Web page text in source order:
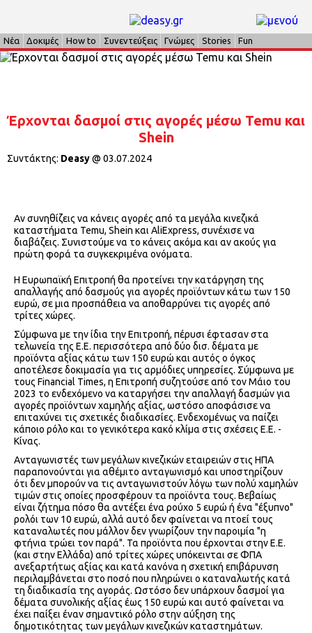
Νέα Δοκιμές How to Συνεντεύξεις Γνώμες Stories Fun
Έρχονται δασμοί στις αγορές μέσω Temu και
Shein
Συντάκτης: Deasy@ 03.07.2024
Αν συνηθίζεις να κάνεις αγορές από τα μεγάλα κινεζικά
καταστήματα Temu, Shein και AliExpress, συνέχισε να
διαβάζεις. Συνιστούμε να το κάνεις ακόμα και αν ακούς για
πρώτη φορά τα συγκεκριμένα ονόματα.
Η Ευρωπαϊκή Επιτροπή θα προτείνει την κατάργηση της
απαλλαγής από δασμούς για αγορές προϊόντων κάτω των 150
ευρώ, σε μια προσπάθεια να αποθαρρύνει τις αγορές από
τρίτες χώρες.
Σύμφωνα με την ίδια την Επιτροπή, πέρυσι έφτασαν στα
τελωνεία της Ε.Ε. περισσότερα από δύο δισ. δέματα με
προϊόντα αξίας κάτω των 150 ευρώ και αυτός ο όγκος
αποτέλεσε δοκιμασία για τις αρμόδιες υπηρεσίες. Σύμφωνα με
τους Financial Times, η Επιτροπή συζητούσε από τον Μάιο του
2023 το ενδεχόμενο να καταργήσει την απαλλαγή δασμών για
αγορές προϊόντων χαμηλής αξίας, ωστόσο αποφάσισε να
επιταχύνει τις σχετικές διαδικασίες. Ενδεχομένως να παίζει
κάποιο ρόλο και το γενικότερα κακό κλίμα στις σχέσεις Ε.Ε. -
Κίνας.
Ανταγωνιστές των μεγάλων κινεζικών εταιρειών στις ΗΠΑ
παραπονούνται για αθέμιτο ανταγωνισμό και υποστηρίζουν
ότι δεν μπορούν να τις ανταγωνιστούν λόγω των πολύ χαμηλών
τιμών στις οποίες προσφέρουν τα προϊόντα τους. Βεβαίως
είναι ζήτημα πόσο θα αντέξει ένα ρούχο 5 ευρώ ή ένα "έξυπνο"
ρολόι των 10 ευρώ, αλλά αυτό δεν φαίνεται να πτοεί τους
καταναλωτές που μάλλον δεν γνωρίζουν την παροιμία "η
φτήνια τρώει τον παρά". Τα προϊόντα που έρχονται στην Ε.Ε.
(και στην Ελλάδα) από τρίτες χώρες υπόκεινται σε ΦΠΑ
ανεξαρτήτως αξίας και κατά κανόνα η σχετική επιβάρυνση
περιλαμβάνεται στο ποσό που πληρώνει ο καταναλωτής κατά
τη διαδικασία της αγοράς. Ωστόσο δεν υπάρχουν δασμοί για
δέματα συνολικής αξίας έως 150 ευρώ και αυτό φαίνεται να
έχει παίξει έναν σημαντικό ρόλο στην αύξηση της
δημοτικότητας των μεγάλων κινεζικών καταστημάτων.